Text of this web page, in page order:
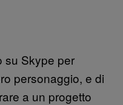
su Skype per
personaggio, e di
a un progetto